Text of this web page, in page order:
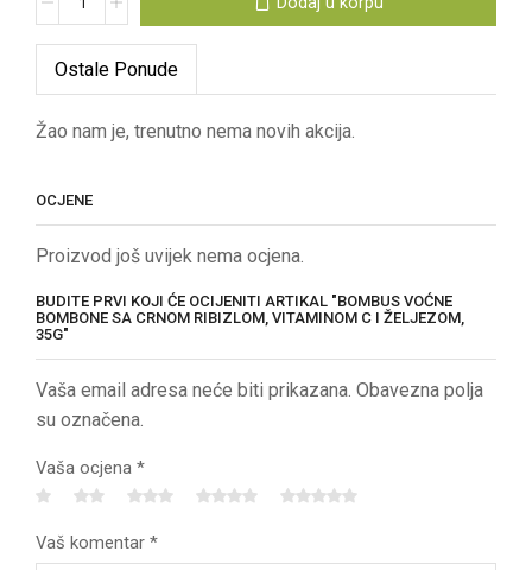
Ostale Ponude
Žao nam je, trenutno nema novih akcija.
OCJENE
Proizvod još uvijek nema ocjena.
BUDITE PRVI KOJI ĆE OCIJENITI ARTIKAL "BOMBUS VOĆNE
BOMBONE SA CRNOM RIBIZLOM, VITAMINOM C I ŽELJEZOM,
35G"
Vaša email adresa neće biti prikazana. Obavezna polja
su označena.
Vaša ocjena *
Vaš komentar *